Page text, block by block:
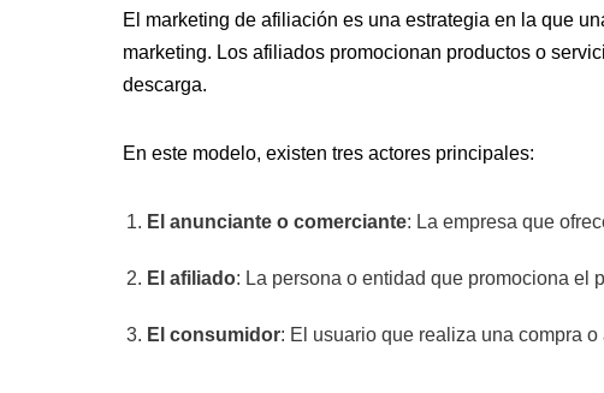
El marketing de afiliación es una estrategia en la que
marketing. Los afiliados promocionan productos o
descarga.
En este modelo, existen tres actores principales:
El anunciante o comerciante: La empresa que
El afiliado: La persona o entidad que promociona el
El consumidor: El usuario que realiza una compra